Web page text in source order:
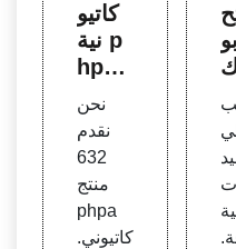
كاتيو
نية p
hpa،
ن وم
صنعو
pa كات
يونية
نحن
نقدم
632
منتج
phpa
كاتيوني.